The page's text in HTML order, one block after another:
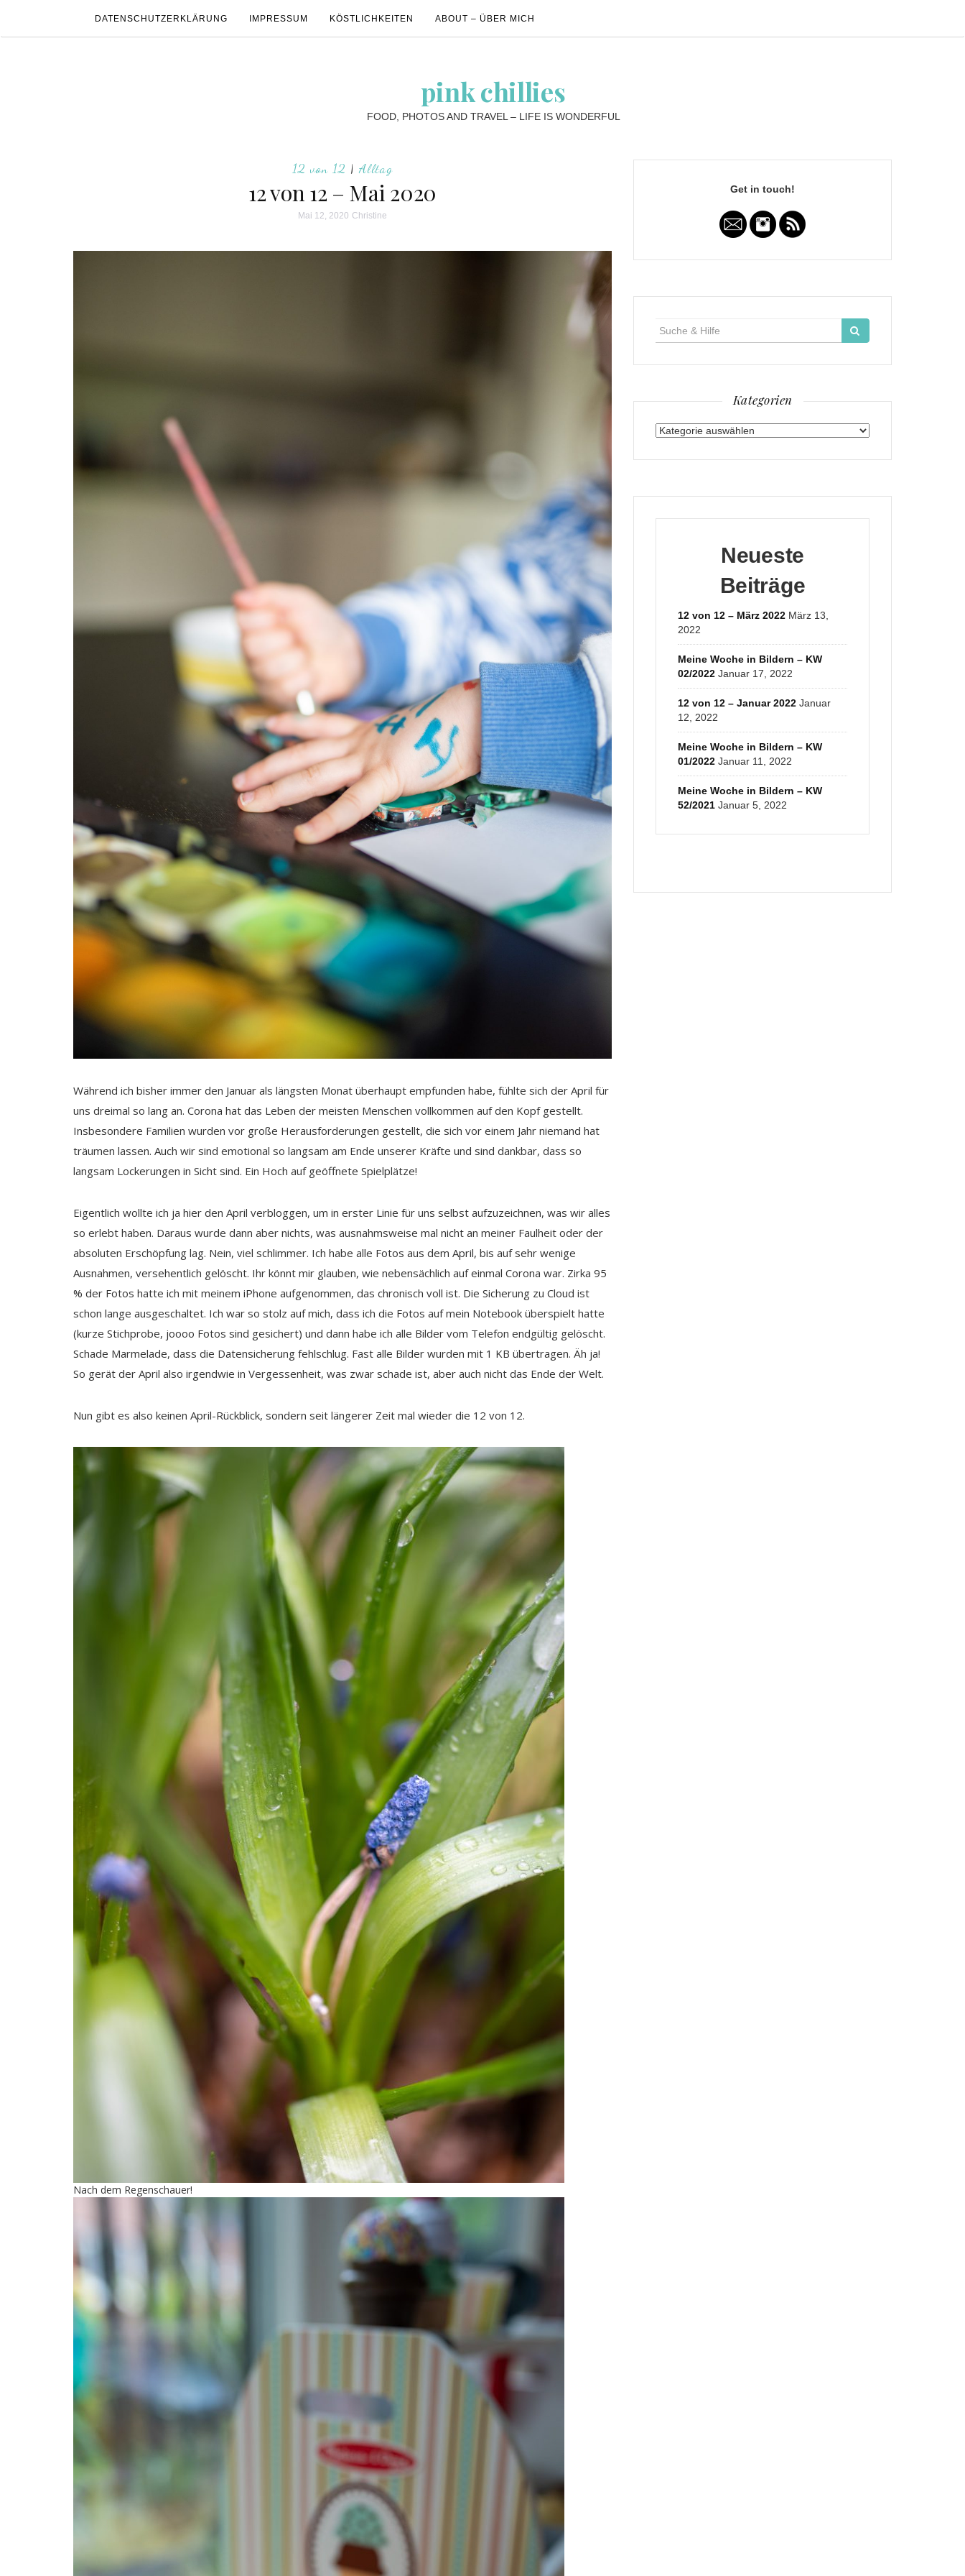
DATENSCHUTZERKLÄRUNG IMPRESSUM KÖSTLICHKEITEN ABOUT – ÜBER MICH
pink chillies
FOOD, PHOTOS AND TRAVEL – LIFE IS WONDERFUL
12 von 12 | Alltag
12 von 12 – Mai 2020
Mai 12, 2020 Christine
Während ich bisher immer den Januar als längsten Monat überhaupt empfunden habe, fühlte sich der April für
uns dreimal so lang an. Corona hat das Leben der meisten Menschen vollkommen auf den Kopf gestellt.
Insbesondere Familien wurden vor große Herausforderungen gestellt, die sich vor einem Jahr niemand hat
träumen lassen. Auch wir sind emotional so langsam am Ende unserer Kräfte und sind dankbar, dass so
langsam Lockerungen in Sicht sind. Ein Hoch auf geöffnete Spielplätze!
Eigentlich wollte ich ja hier den April verbloggen, um in erster Linie für uns selbst aufzuzeichnen, was wir alles
so erlebt haben. Daraus wurde dann aber nichts, was ausnahmsweise mal nicht an meiner Faulheit oder der
absoluten Erschöpfung lag. Nein, viel schlimmer. Ich habe alle Fotos aus dem April, bis auf sehr wenige
Ausnahmen, versehentlich gelöscht. Ihr könnt mir glauben, wie nebensächlich auf einmal Corona war. Zirka 95
% der Fotos hatte ich mit meinem iPhone aufgenommen, das chronisch voll ist. Die Sicherung zu Cloud ist
schon lange ausgeschaltet. Ich war so stolz auf mich, dass ich die Fotos auf mein Notebook überspielt hatte
(kurze Stichprobe, joooo Fotos sind gesichert) und dann habe ich alle Bilder vom Telefon endgültig gelöscht.
Schade Marmelade, dass die Datensicherung fehlschlug. Fast alle Bilder wurden mit 1 KB übertragen. Äh ja!
So gerät der April also irgendwie in Vergessenheit, was zwar schade ist, aber auch nicht das Ende der Welt.
Nun gibt es also keinen April-Rückblick, sondern seit längerer Zeit mal wieder die 12 von 12.
Nach dem Regenschauer!
Get in touch!
Kategorien
Kategorien
Neueste
Beiträge
12 von 12 – März 2022 März 13,
2022
Meine Woche in Bildern – KW
02/2022 Januar 17, 2022
12 von 12 – Januar 2022 Januar
12, 2022
Meine Woche in Bildern – KW
01/2022 Januar 11, 2022
Meine Woche in Bildern – KW
52/2021 Januar 5, 2022